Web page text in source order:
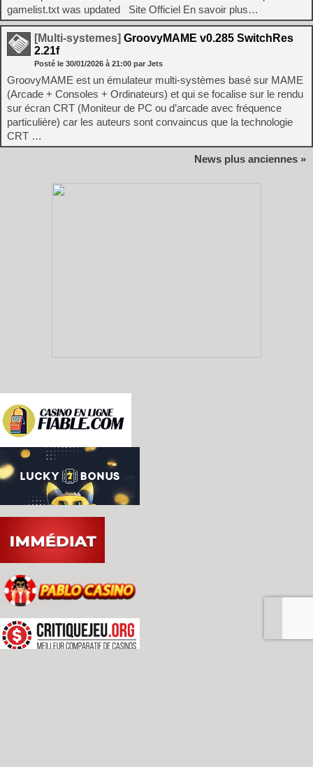
gamelist.txt was updated Site Officiel En savoir plus…
[Multi-systemes] GroovyMAME v0.285 SwitchRes
2.21f
Posté le 30/01/2026 à 21:00 par Jets
GroovyMAME est un émulateur multi-systèmes basé sur MAME
(Arcade + Consoles + Ordinateurs) et qui se focalise sur le rendu
sur écran CRT (Moniteur de PC ou d’arcade avec fréquence
particulière) car les auteurs sont convaincus que la technologie
CRT …
News plus anciennes »